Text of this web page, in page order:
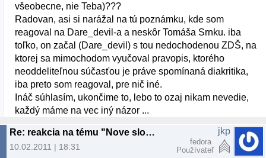
všeobecne, nie Teba)???
Radovan, asi si narážal na tú poznámku, kde som
reagoval na Dare_devil-a a neskôr Tomáša Srnku. iba
toľko, on začal (Dare_devil) s tou nedochodenou ZDŠ, na
ktorej sa mimochodom vyučoval pravopis, ktorého
neoddeliteľnou súčasťou je práve spomínaná diakritika,
iba preto som reagoval, pre nič iné.
Ináč súhlasím, ukončime to, lebo to ozaj nikam nevedie,
každý máme na vec iný názor ...
Re: reakcia na tému "Nove slovenske linuxove distro"
10.02.2011 | 18:31
jkp
fedora
Používateľ